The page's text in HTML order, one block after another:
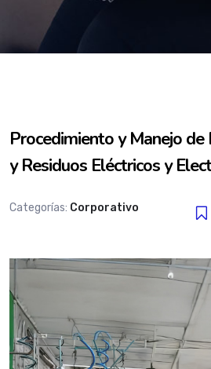
Procedimiento y Manejo de
y Residuos Eléctricos y
Categorías: Corporativo